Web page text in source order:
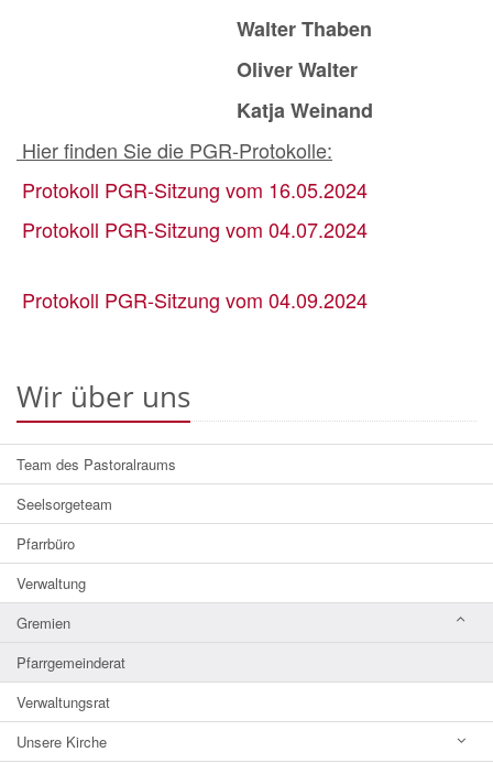
Walter Thaben
Oliver Walter
Katja Weinand
Hier finden Sie die PGR-Protokolle:
Protokoll PGR-Sitzung vom 16.05.2024
Protokoll PGR-Sitzung vom 04.07.2024
Protokoll PGR-Sitzung vom 04.09.2024
Wir über uns
Team des Pastoralraums
Seelsorgeteam
Pfarrbüro
Verwaltung
Gremien
Pfarrgemeinderat
Verwaltungsrat
Unsere Kirche